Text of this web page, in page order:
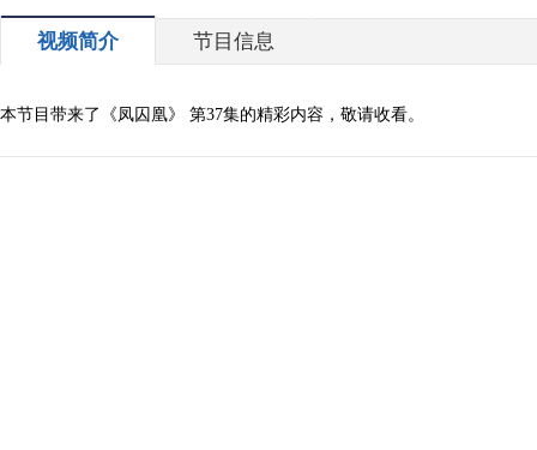
视频简介 节目信息
本节目带来了《凤囚凰》 第37集的精彩内容，敬请收看。